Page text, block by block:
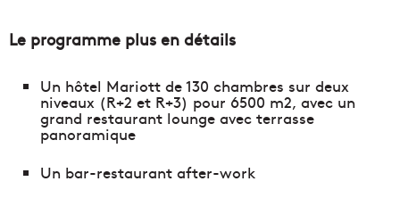
Le programme plus en détails
Un hôtel Mariott de 130 chambres sur deux
niveaux (R+2 et R+3) pour 6500 m2, avec un
grand restaurant lounge avec terrasse
panoramique
Un bar-restaurant after-work